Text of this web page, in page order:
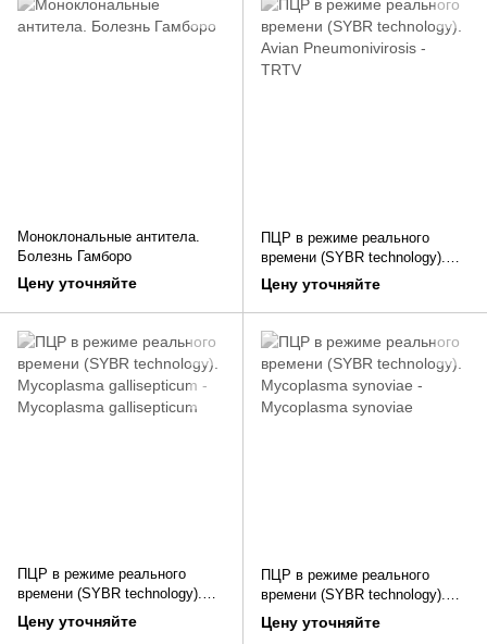
Моноклональные антитела.
Болезнь Гамборо
Цену уточняйте
ПЦР в режиме реального
времени (SYBR technology).
Avian Pneumonivirosis - TRTV
Цену уточняйте
ПЦР в режиме реального
времени (SYBR technology).
Mycoplasma gallisepticum -
Mycoplasma gallisepticum
Цену уточняйте
ПЦР в режиме реального
времени (SYBR technology).
Mycoplasma synoviae -
Mycoplasma synoviae
Цену уточняйте